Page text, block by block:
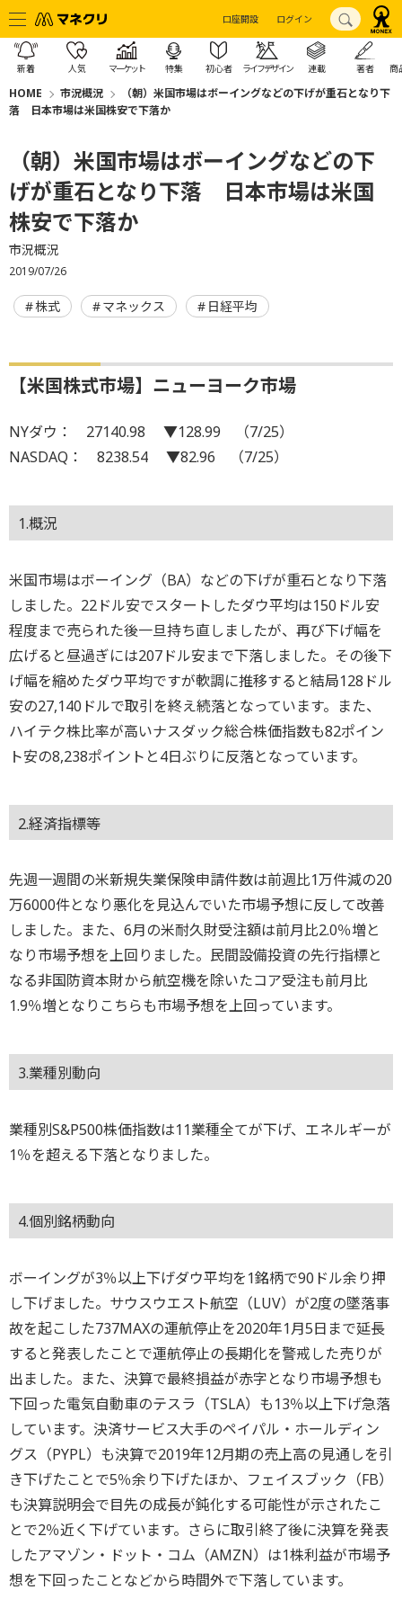
口座開設 ログイン
新着 人気 マーケット 特集 初心者 ライフデザイン 連載 著者 商
HOME 市況概況
（朝）米国市場はボーイングなどの下げが重石となり下
落 日本市場は米国株安で下落か
（朝）米国市場はボーイングなどの下
げが重石となり下落 日本市場は米国
株安で下落か
市況概況
2019/07/26
株式 マネックス 日経平均
【米国株式市場】ニューヨーク市場
NYダウ： 27140.98 ▼128.99 （7/25）
NASDAQ： 8238.54 ▼82.96 （7/25）
1.概況
米国市場はボーイング（BA）などの下げが重石となり下落
しました。22ドル安でスタートしたダウ平均は150ドル安
程度まで売られた後一旦持ち直しましたが、再び下げ幅を
広げると昼過ぎには207ドル安まで下落しました。その後下
げ幅を縮めたダウ平均ですが軟調に推移すると結局128ドル
安の27,140ドルで取引を終え続落となっています。また、
ハイテク株比率が高いナスダック総合株価指数も82ポイン
ト安の8,238ポイントと4日ぶりに反落となっています。
2.経済指標等
先週一週間の米新規失業保険申請件数は前週比1万件減の20
万6000件となり悪化を見込んでいた市場予想に反して改善
しました。また、6月の米耐久財受注額は前月比2.0％増と
なり市場予想を上回りました。民間設備投資の先行指標と
なる非国防資本財から航空機を除いたコア受注も前月比
1.9％増となりこちらも市場予想を上回っています。
3.業種別動向
業種別S&P500株価指数は11業種全てが下げ、エネルギーが
1％を超える下落となりました。
4.個別銘柄動向
ボーイングが3％以上下げダウ平均を1銘柄で90ドル余り押
し下げました。サウスウエスト航空（LUV）が2度の墜落事
故を起こした737MAXの運航停止を2020年1月5日まで延長
すると発表したことで運航停止の長期化を警戒した売りが
出ました。また、決算で最終損益が赤字となり市場予想も
下回った電気自動車のテスラ（TSLA）も13％以上下げ急落
しています。決済サービス大手のペイパル・ホールディン
グス（PYPL）も決算で2019年12月期の売上高の見通しを引
き下げたことで5％余り下げたほか、フェイスブック（FB）
も決算説明会で目先の成長が鈍化する可能性が示されたこ
とで2％近く下げています。さらに取引終了後に決算を発表
したアマゾン・ドット・コム（AMZN）は1株利益が市場予
想を下回ったことなどから時間外で下落しています。